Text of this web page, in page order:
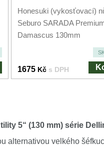
Honesuki (vykosťovací)
Seburo SARADA
Damascus 130mm
1675 Kč s DPH
5“ (130 mm) série
alternativou velkého